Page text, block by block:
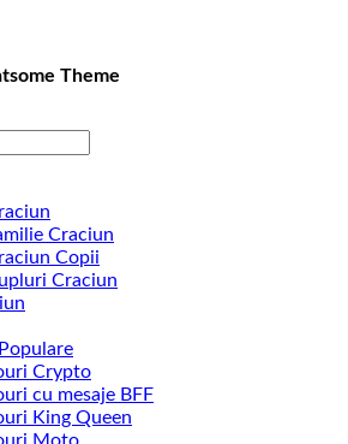
Theme
Craciun
Copii
Craciun
Crypto
cu mesaje BFF
King Queen